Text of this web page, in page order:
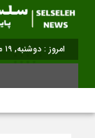
امروز : دوشنبه, ۱۹ مرداد , ۱۴۰۵